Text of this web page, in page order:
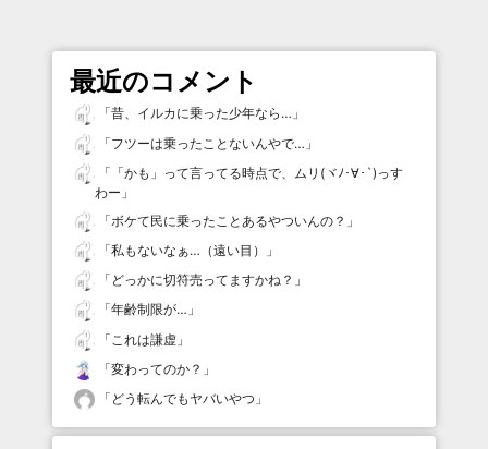
最近のコメント
「昔、イルカに乗った少年なら… 」
「フツーは乗ったことないんやで… 」
「 「かも」って言ってる時点で、ムリ(ヾﾉ･∀･`)っす
わー 」
「ボケて民に乗ったことあるやついんの？ 」
「私もないなぁ…（遠い目）
」
「 どっかに切符売ってますかね？ 」
「年齢制限が… 」
「 これは謙虚 」
「変わってのか？ 」
「 どう転んでもヤバいやつ 」